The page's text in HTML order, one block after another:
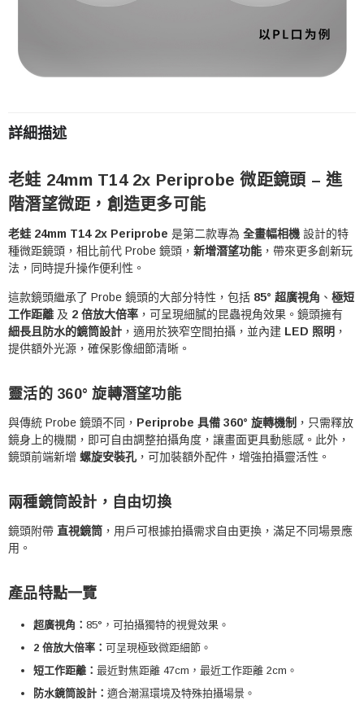
詳細描述
老蛙 24mm T14 2x Periprobe 微距鏡頭 – 進
階潛望微距，創造更多可能
老蛙 24mm T14 2x Periprobe 是第二款專為 全畫幅相機 設計的特
種微距鏡頭，相比前代 Probe 鏡頭， 新增潛望功能 ，帶來更多創新玩
法，同時提升操作便利性。
這款鏡頭繼承了 Probe 鏡頭的大部分特性，包括 85° 超廣視角 、 極短
工作距離 及 2 倍放大倍率 ，可呈現細膩的昆蟲視角效果。鏡頭擁有
細長且防水的鏡筒設計 ，適用於狹窄空間拍攝，並內建 LED 照明 ，
提供額外光源，確保影像細節清晰。
靈活的 360° 旋轉潛望功能
與傳統 Probe 鏡頭不同， Periprobe 具備 360° 旋轉機制 ，只需釋放
鏡身上的機關，即可自由調整拍攝角度，讓畫面更具動態感。此外，
鏡頭前端新增 螺旋安裝孔 ，可加裝額外配件，增強拍攝靈活性。
兩種鏡筒設計，自由切換
鏡頭附帶 直視鏡筒 ，用戶可根據拍攝需求自由更換，滿足不同場景應
用。
產品特點一覽
超廣視角：85°，可拍攝獨特的視覺效果。
2 倍放大倍率：可呈現極致微距細節。
短工作距離：最近對焦距離 47cm，最近工作距離 2cm。
防水鏡筒設計：適合潮濕環境及特殊拍攝場景。